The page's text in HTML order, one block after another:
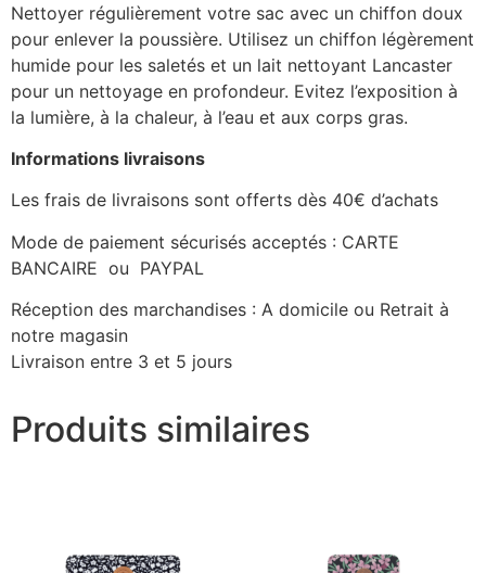
Nettoyer régulièrement votre sac avec un chiffon doux
pour enlever la poussière. Utilisez un chiffon légèrement
humide pour les saletés et un lait nettoyant Lancaster
pour un nettoyage en profondeur. Evitez l’exposition à
la lumière, à la chaleur, à l’eau et aux corps gras.
Informations livraisons
Les frais de livraisons sont offerts dès 40€ d’achats
Mode de paiement sécurisés acceptés : CARTE
BANCAIRE ou PAYPAL
Réception des marchandises : A domicile ou Retrait à
notre magasin
Livraison entre 3 et 5 jours
Produits similaires